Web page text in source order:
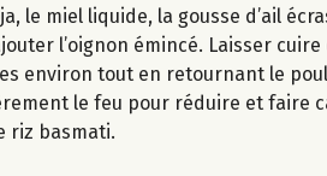
le miel liquide, la gousse d’ail
l’oignon émincé. Laisser
environ tout en retournant le
le feu pour réduire et faire
riz basmati.